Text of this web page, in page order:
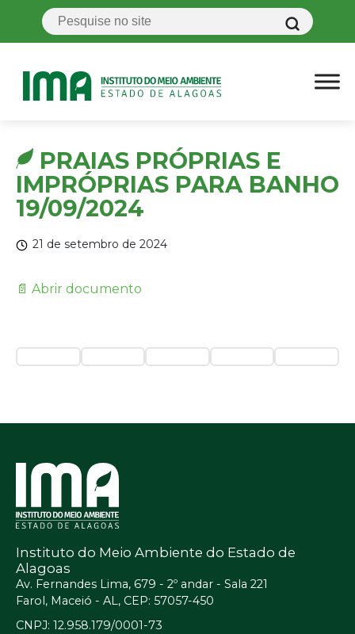
PRAIAS PRÓPRIAS E
IMPRÓPRIAS PARA BANHO
19/09/2024
21 de setembro de 2024
📄 Abrir documento
Instituto do Meio Ambiente do Estado de
Alagoas
Av. Fernandes Lima, 679 - 2º andar - Sala 221
Farol, Maceió - AL, CEP: 57057-450
CNPJ: 12.958.179/0001-73